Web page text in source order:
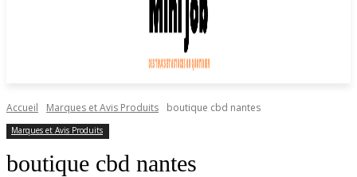
Accueil Marques et Avis Produits boutique cbd nantes
Marques et Avis Produits
boutique cbd nantes